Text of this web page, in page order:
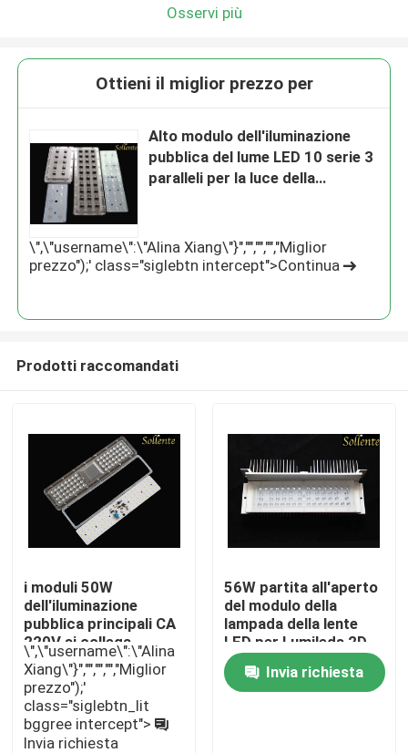
Casa
Prodotti
Video
Osservi più
Ottieni il miglior prezzo per
Alto modulo dell'iluminazione
pubblica del lume LED 10 serie 3
paralleli per la luce della
\",\"username\":\"Alina Xiang\"}","","","","Miglior
prezzo");' class="siglebtn intercept">Continua
Prodotti raccomandati
i moduli 50W
dell'iluminazione
pubblica principali CA
220V si collega
direttamente a
tensione di linea di CA
\",\"username\":\"Alina
Xiang\"}","","","","Miglior
prezzo");'
class="siglebtn_lit
bggree intercept">
Invia richiesta
56W partita all'aperto
del modulo della
lampada della lente
LED per Lumileds 2D
LED
Invia richiesta